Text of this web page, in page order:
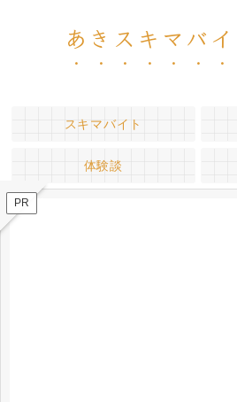
あきスキマバ
スキマバイト
体験談
PR